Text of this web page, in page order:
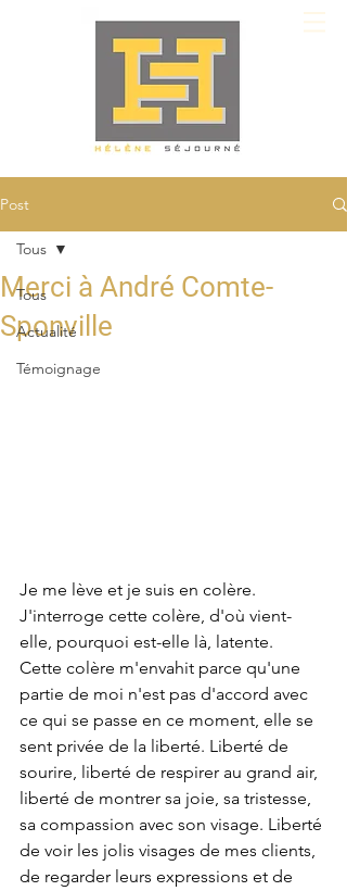
Post
Tous
Actualité
Témoignage
Tous
Merci à André Comte-
Sponville
Je me lève et je suis en colère.
J'interroge cette colère, d'où vient-
elle, pourquoi est-elle là, latente.
Cette colère m'envahit parce qu'une
partie de moi n'est pas d'accord avec
ce qui se passe en ce moment, elle se
sent privée de la liberté. Liberté de
sourire, liberté de respirer au grand air,
liberté de montrer sa joie, sa tristesse,
sa compassion avec son visage. Liberté
de voir les jolis visages de mes clients,
de regarder leurs expressions et de